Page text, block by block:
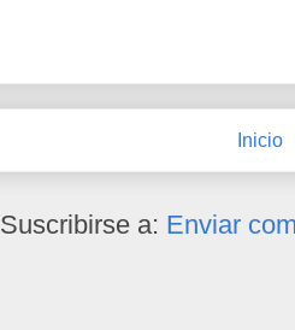
Inicio
Suscribirse a: Enviar